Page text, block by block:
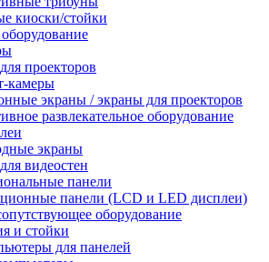
киоски/стойки
проекторов
камеры
экраны / экраны для проекторов
развлекательное оборудование
экраны
видеостен
панели
панели (LCD и LED дисплеи)
оборудование
и стойки
для панелей